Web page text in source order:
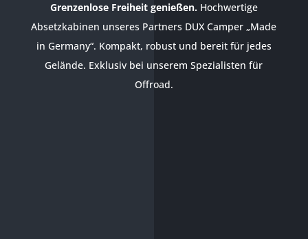
Grenzenlose Freiheit genießen.Hochwertige
Absetzkabinen unseres Partners DUX Camper „Made
in Germany“. Kompakt, robust und bereit für jedes
Gelände. Exklusiv bei unserem Spezialisten für
Offroad.